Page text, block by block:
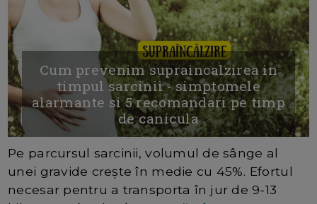
Cum prevenim supraincalzirea in
timpul sarcinii - simptomele
alarmante si 5 recomandari pe timp
de canicula
Pe parcursul sarcinii, volumul de sânge al
unei gravide crește în medie cu 45%. Efortul
necesar pentru a transporta în jur de 9-13